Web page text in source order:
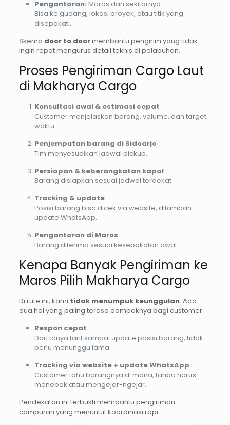
Pengantaran: Maros dan sekitarnya
Bisa ke gudang, lokasi proyek, atau titik yang
disepakati.
Skema door to doormembantu pengirim yang tidak
ingin repot mengurus detail teknis di pelabuhan.
Proses Pengiriman Cargo Laut
di Makharya Cargo
Konsultasi awal & estimasi cepat
Customer menjelaskan barang, volume, dan target
waktu.
Penjemputan barang di Sidoarjo
Tim menyesuaikan jadwal pickup.
Persiapan & keberangkatan kapal
Barang disiapkan sesuai jadwal terdekat.
Tracking & update
Posisi barang bisa dicek via website, ditambah
update WhatsApp.
Pengantaran di Maros
Barang diterima sesuai kesepakatan awal.
Kenapa Banyak Pengiriman ke
Maros Pilih Makharya Cargo
Di rute ini, kami tidak menumpuk keunggulan. Ada
dua hal yang paling terasa dampaknya bagi customer:
Respon cepat
Dari tanya tarif sampai update posisi barang, tidak
perlu menunggu lama.
Tracking via website + update WhatsApp
Customer tahu barangnya di mana, tanpa harus
menebak atau mengejar-ngejar.
Pendekatan ini terbukti membantu pengiriman
campuran yang menuntut koordinasi rapi.